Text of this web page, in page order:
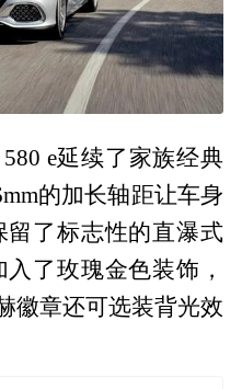
e延续了家族经典
的加长轴距让车身
留了标志性的直瀑式
了玫瑰金色装饰，
徽章还可选装背光效